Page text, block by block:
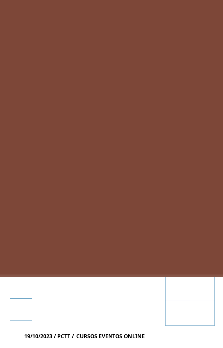
19/10/2023 / PCTT / CURSOS EVENTOS ONLINE